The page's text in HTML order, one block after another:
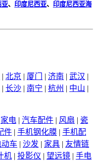
亚、 印度尼西亚、 印度尼西亚海
| 北京 | 厦门 | 济南 | 武汉 |
| 长沙 | 南宁 | 杭州 | 中山 |
家电 | 汽车配件 | 风扇 | 瓷
件 | 手机钢化膜 | 手机配
动车 | 沙发 | 家具 | 友情链
机 | 投影仪 | 望远镜 | 手电